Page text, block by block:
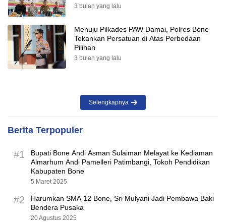
3 bulan yang lalu
Menuju Pilkades PAW Damai, Polres Bone
Tekankan Persatuan di Atas Perbedaan
Pilihan
3 bulan yang lalu
Selengkapnya
Berita Terpopuler
#1
Bupati Bone Andi Asman Sulaiman Melayat ke Kediaman
Almarhum Andi Pamelleri Patimbangi, Tokoh Pendidikan
Kabupaten Bone
5 Maret 2025
#2
Harumkan SMA 12 Bone, Sri Mulyani Jadi Pembawa Baki
Bendera Pusaka
20 Agustus 2025